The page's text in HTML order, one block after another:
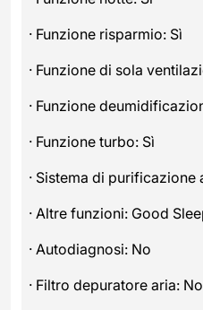
· Funzione risparmio: Sì
· Funzione di sola
· Funzione
· Funzione turbo: Sì
· Sistema di purificazione
· Altre funzioni: Good
· Autodiagnosi: No
· Filtro depuratore aria: No